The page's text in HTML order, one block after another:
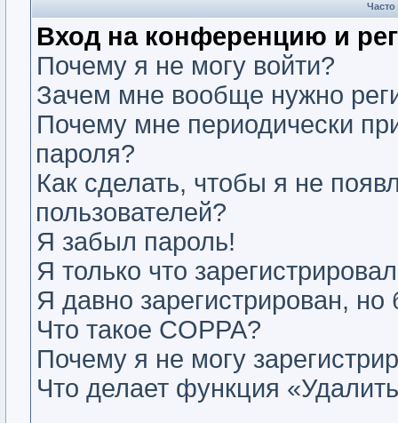
Вход на конференцию и
Почему я не могу войти?
Зачем мне вообще нужно
Почему мне периодически
пароля?
Как сделать, чтобы я не
пользователей?
Я забыл пароль!
Я только что
Я давно зарегистрирован,
Что такое COPPA?
Почему я не могу
Что делает функция